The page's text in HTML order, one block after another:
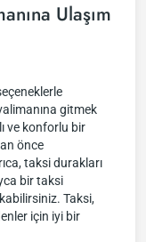
Ulaşım
gitmek
ve konforlu bir
önce
taksi durakları
bir taksi
Taksi,
için iyi bir